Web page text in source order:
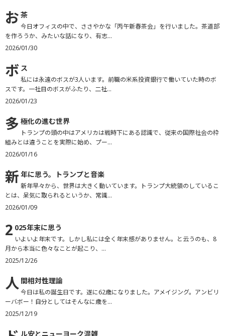
お 茶
今日オフィスの中で、ささやかな「丙午新春茶会」を行いました。茶道部
を作ろうか、みたいな話になり、有志...
2026/01/30
ボ ス
私には永遠のボスが3人います。前職の米系投資銀行で働いていた時のボ
スです。一社目のボスがふたり、二社...
2026/01/23
多 極化の進む世界
トランプの頭の中はアメリカは戦時下にある認識で、従来の国際社会の枠
組みとは違うことを実際に始め、プー...
2026/01/16
新 年に思う。トランプと音楽
新年早々から、世界は大きく動いています。トランプ大統領のしているこ
とは、呆気に取られるというか、常識...
2026/01/09
2 025年末に思う
いよいよ年末です。しかし私には全く年末感がありません。と云うのも、8
月から本当に色々なことが起こり、...
2025/12/26
人 間相対性理論
今日は私の誕生日です。遂に62歳になりました。アメイジング。アンビリ
ーバボー！自分としてはそんなに歳を...
2025/12/19
ル安とニューヨーク混雑